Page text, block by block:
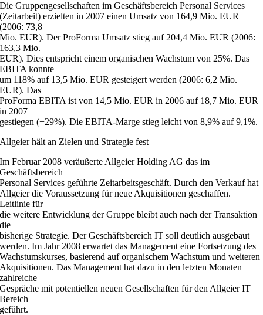
Die Gruppengesellschaften im Geschäftsbereich Personal Services
(Zeitarbeit) erzielten in 2007 einen Umsatz von 164,9 Mio. EUR
(2006: 73,8
Mio. EUR). Der ProForma Umsatz stieg auf 204,4 Mio. EUR (2006:
163,3 Mio.
EUR). Dies entspricht einem organischen Wachstum von 25%. Das
EBITA konnte
um 118% auf 13,5 Mio. EUR gesteigert werden (2006: 6,2 Mio.
EUR). Das
ProForma EBITA ist von 14,5 Mio. EUR in 2006 auf 18,7 Mio. EUR
in 2007
gestiegen (+29%). Die EBITA-Marge stieg leicht von 8,9% auf 9,1%.
Allgeier hält an Zielen und Strategie fest
Im Februar 2008 veräußerte Allgeier Holding AG das im
Geschäftsbereich
Personal Services geführte Zeitarbeitsgeschäft. Durch den Verkauf hat
Allgeier die Voraussetzung für neue Akquisitionen geschaffen.
Leitlinie für
die weitere Entwicklung der Gruppe bleibt auch nach der Transaktion
die
bisherige Strategie. Der Geschäftsbereich IT soll deutlich ausgebaut
werden. Im Jahr 2008 erwartet das Management eine Fortsetzung des
Wachstumskurses, basierend auf organischem Wachstum und weiteren
Akquisitionen. Das Management hat dazu in den letzten Monaten
zahlreiche
Gespräche mit potentiellen neuen Gesellschaften für den Allgeier IT
Bereich
geführt.